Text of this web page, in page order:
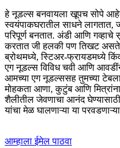
हे नूडल्स बनवायला खूपच सोपे
स्वयंपाकघरातील साधने लागतात,
परिपूर्ण बनतात. अंडी आणि
करतात जी हलकी पण तिखट असते,
ब्रोथमध्ये, स्टिअर-फ्रायडमध्ये
एग नूडल्स विविध चवी आणि
आमच्या एग नूडल्ससह तुमच्या
मोहकता आणा, कुटुंब आणि
शैलीतील जेवणाचा आनंद
यांचा मेळ घालणाऱ्या या
आम्हाला ईमेल पाठवा